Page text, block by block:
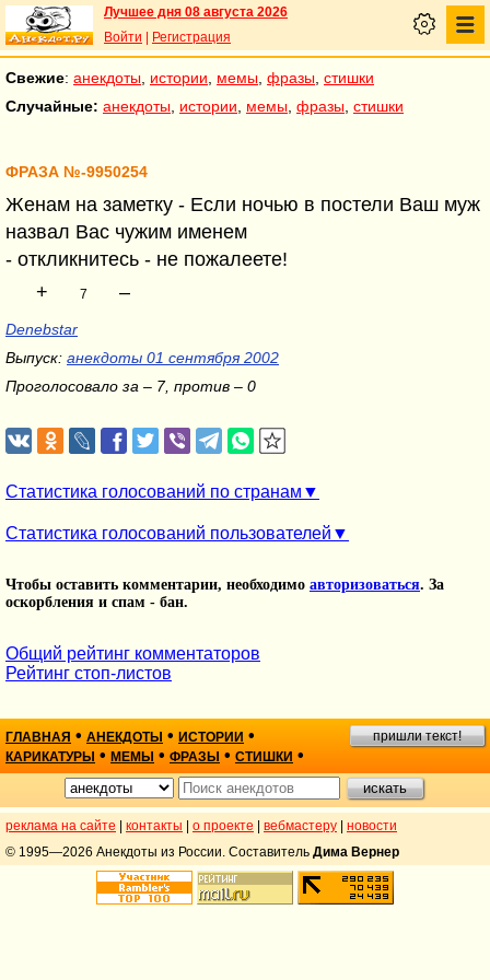
Лучшее дня 08 августа 2026
Войти
Регистрация
Свежие: анекдоты истории мемы фразы стишки
Случайные: анекдоты истории мемы фразы стишки
ФРАЗА №-9950254
Женам на заметку - Если ночью в постели Ваш муж
назвал Вас чужим именем
- откликнитесь - не пожалеете!
+
7 –
Denebstar
Выпуск: анекдоты 01 сентября 2002
Проголосовало за – 7, против – 0
Статистика голосований по странам
Статистика голосований пользователей
Чтобы оставить комментарии, необходимо авторизоваться. За
оскорбления и спам - бан.
Общий рейтинг комментаторов
Рейтинг стоп-листов
ГЛАВНАЯ • АНЕКДОТЫ • ИСТОРИИ •
КАРИКАТУРЫ • МЕМЫ • ФРАЗЫ • СТИШКИ •
пришли текст!
реклама на сайте контакты о проекте вебмастеру
новости
© 1995—2026 Анекдоты из России. Составитель Дима Вернер